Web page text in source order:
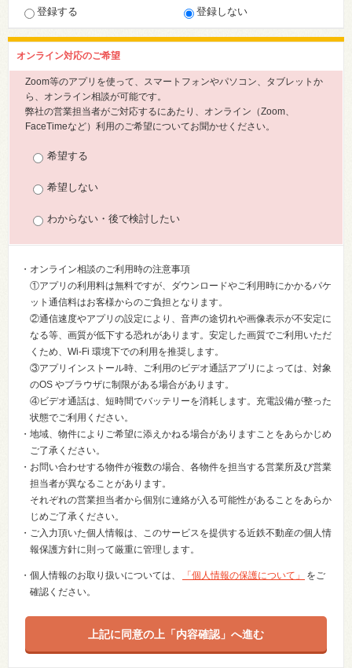
登録する
登録しない
オンライン対応のご希望
Zoom等のアプリを使って、スマートフォンやパソコン、タブレットか
ら、オンライン相談が可能です。
弊社の営業担当者がご対応するにあたり、オンライン（Zoom、
FaceTimeなど）利用のご希望についてお聞かせください。
希望する
希望しない
わからない・後で検討したい
・オンライン相談のご利用時の注意事項
①アプリの利用料は無料ですが、ダウンロードやご利用時にかかるパケ
ット通信料はお客様からのご負担となります。
②通信速度やアプリの設定により、音声の途切れや画像表示が不安定に
なる等、画質が低下する恐れがあります。安定した画質でご利用いただ
くため、Wi-Fi 環境下での利用を推奨します。
③アプリインストール時、ご利用のビデオ通話アプリによっては、対象
のOS やブラウザに制限がある場合があります。
④ビデオ通話は、短時間でバッテリーを消耗します。充電設備が整った
状態でご利用ください。
・地域、物件によりご希望に添えかねる場合がありますことをあらかじめ
ご了承ください。
・お問い合わせする物件が複数の場合、各物件を担当する営業所及び営業
担当者が異なることがあります。
それぞれの営業担当者から個別に連絡が入る可能性があることをあらか
じめご了承ください。
・ご入力頂いた個人情報は、このサービスを提供する近鉄不動産の個人情
報保護方針に則って厳重に管理します。
・個人情報のお取り扱いについては、 「個人情報の保護について」
をご
確認ください。